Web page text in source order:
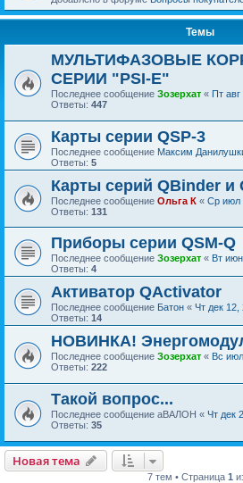
Темы
МУЛЬТИФАЗОВЫЕ
СЕРИИ "PSI-E"
Последнее сообщение Зозерхат « Пт авг
Ответы: 447
Карты серии QSP-3
Последнее сообщение Максим
Ответы: 5
Карты серий QBinder и
Последнее сообщение Ольга К « Ср июл
Ответы: 131
Приборы серии QSM-Q
Последнее сообщение Зозерхат « Вт
Ответы: 4
Активатор QActivator
Последнее сообщение Батон « Чт дек 12,
Ответы: 14
НОВИНКА!
Последнее сообщение Зозерхат « Вс
Ответы: 222
Такой вопрос...
Последнее сообщение аВАЛОН « Чт дек
Ответы: 35
Новая тема
7 тем • Страница 1